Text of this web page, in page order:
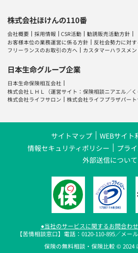
株式会社ほけんの110番
会社概要 採用情報 CSR活動
勧誘販売活動方針
お客様本位の業務運営に係る方針
反社会勢力に対
フリーランスのお取引の方へ
カスタマーハラスメ
日本生命グループ企業
日本生命保険相互会社
株式会社ＬＨＬ
（運営サイト：保険相談ニアエル ／
株式会社ライフサロン
株式会社ライフプラザパート
サイトマップ
WEBサイト
情報セキュリティポリシー
プラ
外部送信について
●当社のサービスに関するお問合わ
【苦情相談窓口】電話：0120-110-895／メー
保険の無料相談・保険比較 © 2024